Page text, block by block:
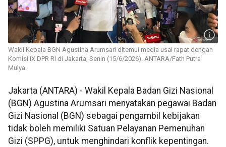
Wakil Kepala BGN Agustina Arumsari ditemui media usai rapat dengan
Komisi IX DPR RI di Jakarta, Senin (15/6/2026). ANTARA/Fath Putra
Mulya.
Jakarta (ANTARA) - Wakil Kepala Badan Gizi Nasional
(BGN) Agustina Arumsari menyatakan pegawai Badan
Gizi Nasional (BGN) sebagai pengambil kebijakan
tidak boleh memiliki Satuan Pelayanan Pemenuhan
Gizi (SPPG), untuk menghindari konflik kepentingan.